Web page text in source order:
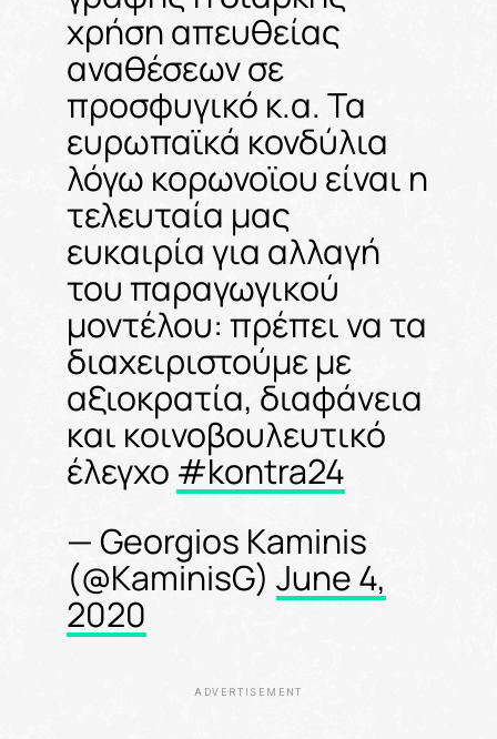
χρήση απευθείας
αναθέσεων σε
προσφυγικό κ.α. Τα
ευρωπαϊκά κονδύλια
λόγω κορωνοϊου είναι η
τελευταία μας
ευκαιρία για αλλαγή
του παραγωγικού
μοντέλου: πρέπει να τα
διαχειριστούμε με
αξιοκρατία, διαφάνεια
και κοινοβουλευτικό
έλεγχο #kontra24
— Georgios Kaminis
(@KaminisG) June 4,
2020
ADVERTISEMENT